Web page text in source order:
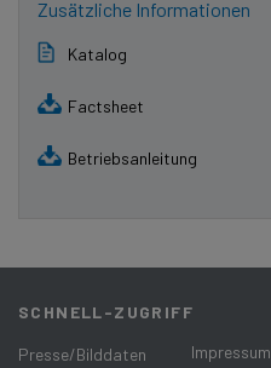
Zusätzliche Informationen
Katalog
Factsheet
Betriebsanleitung
SCHNELL-ZUGRIFF
Presse/Bilddaten
Impressum